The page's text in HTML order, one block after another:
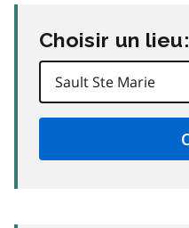
Choisir un lieu: